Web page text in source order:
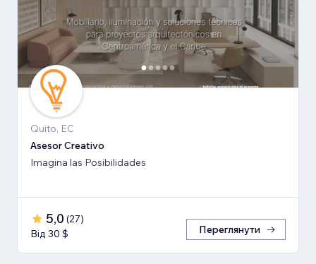
Quito, EC
Asesor Creativo
Imagina las Posibilidades
5,0 (27)
Від 30 $
Переглянути